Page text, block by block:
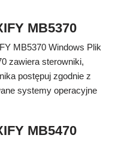
MB5370
MB5370 Windows Plik
zawiera sterowniki,
postępuj zgodnie z
systemy operacyjne
MB5470